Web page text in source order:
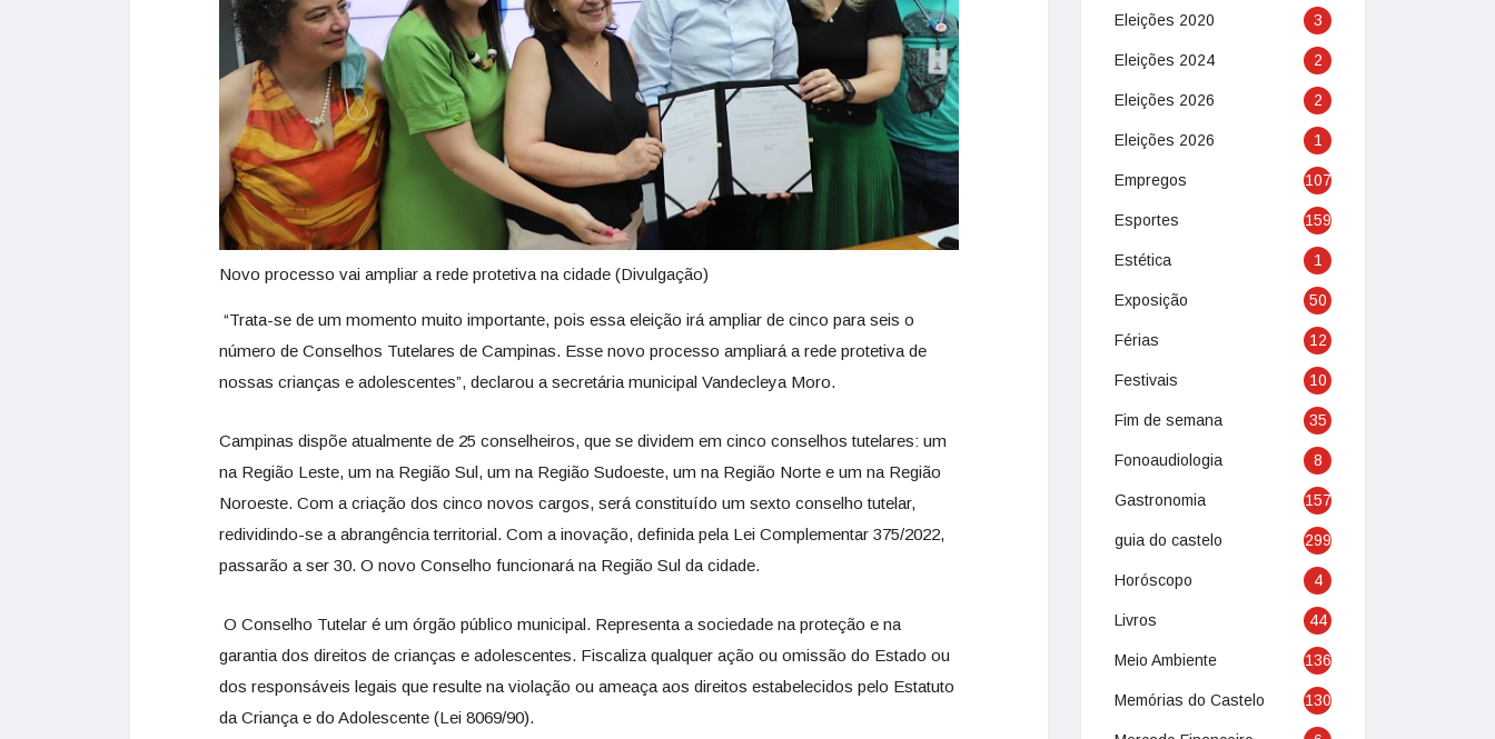
Novo processo vai ampliar a rede protetiva na cidade (Divulgação)
“Trata-se de um momento muito importante, pois essa eleição irá ampliar de cinco para seis o
número de Conselhos Tutelares de Campinas. Esse novo processo ampliará a rede protetiva de
nossas crianças e adolescentes”, declarou a secretária municipal Vandecleya Moro.
Campinas dispõe atualmente de 25 conselheiros, que se dividem em cinco conselhos tutelares: um
na Região Leste, um na Região Sul, um na Região Sudoeste, um na Região Norte e um na Região
Noroeste. Com a criação dos cinco novos cargos, será constituído um sexto conselho tutelar,
redividindo-se a abrangência territorial. Com a inovação, definida pela Lei Complementar 375/2022,
passarão a ser 30. O novo Conselho funcionará na Região Sul da cidade.
O Conselho Tutelar é um órgão público municipal. Representa a sociedade na proteção e na
garantia dos direitos de crianças e adolescentes. Fiscaliza qualquer ação ou omissão do Estado ou
dos responsáveis legais que resulte na violação ou ameaça aos direitos estabelecidos pelo Estatuto
da Criança e do Adolescente (Lei 8069/90).
Eleições 2020 3
Eleições 2024 2
Eleições 2026 2
Eleições 2026 1
Empregos 107
Esportes 159
Estética 1
Exposição 50
Férias 12
Festivais 10
Fim de semana 35
Fonoaudiologia 8
Gastronomia 157
guia do castelo 299
Horóscopo 4
Livros 44
Meio Ambiente 136
Memórias do Castelo 130